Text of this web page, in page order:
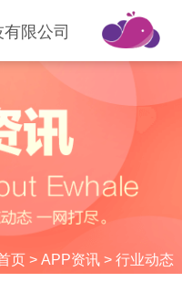
限公司
页> APP资讯> 行业动态